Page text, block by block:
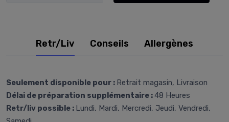
Retr/Liv Conseils Allergènes
Seulement disponible pour : Retrait magasin, Livraison
Délai de préparation supplémentaire :48 Heures
Retr/liv possible : Lundi, Mardi, Mercredi, Jeudi, Vendredi,